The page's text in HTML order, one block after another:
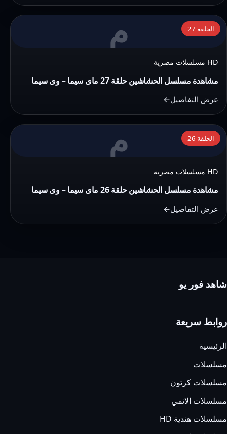
–التفاصيل:
مشاهدة
الحشاشين
حلقة
ماى
–
م الحلقة 27
HD مسلسلات مصرية
مشاهدة مسلسل الحشاشين حلقة 27 ماى سيما – وى سيما
عرض التفاصيل
التفاصيل:
مشاهدة
الحشاشين
حلقة
ماى
وى
م الحلقة 26
HD مسلسلات مصرية
مشاهدة مسلسل الحشاشين حلقة 26 ماى سيما – وى سيما
عرض التفاصيل
شاهد فور يو
روابط سريعة
الرئيسية
مسلسلات
مسلسلات كرتون
مسلسلات الانمي
مسلسلات هندية HD